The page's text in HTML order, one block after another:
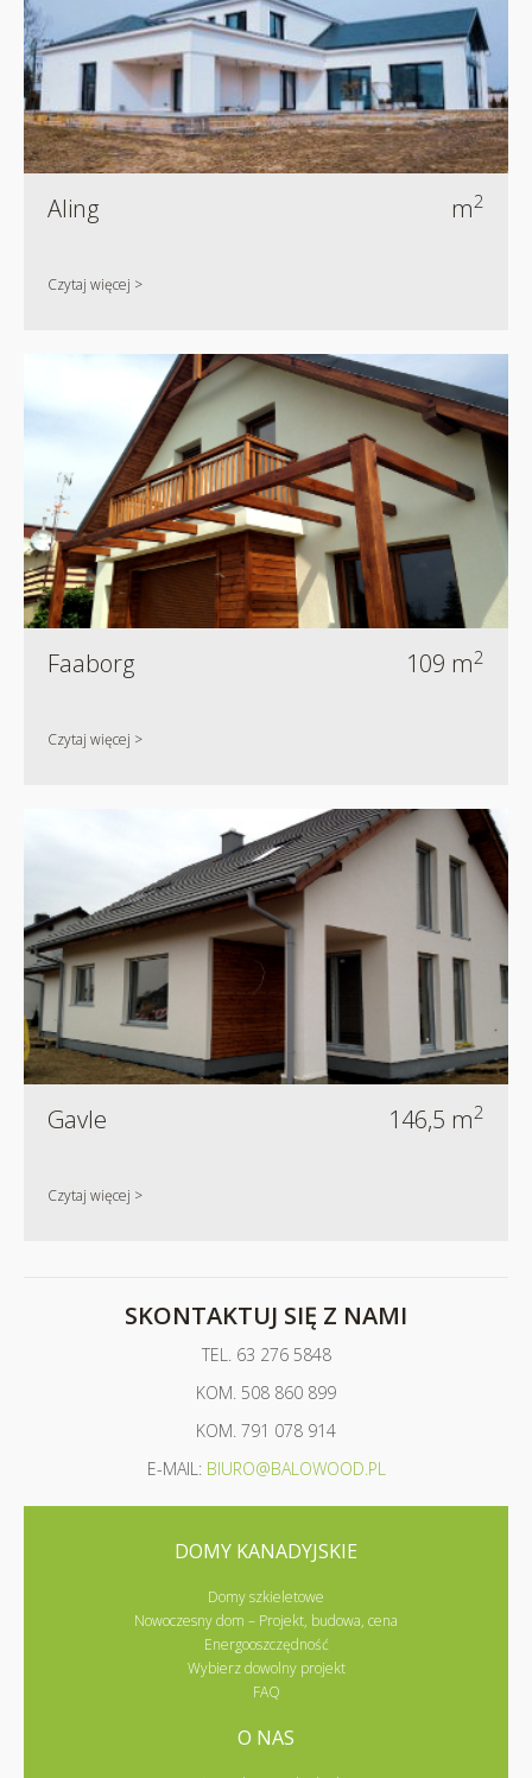
m2
Aling
Czytaj więcej >
109 m2
Faaborg
Czytaj więcej >
146,5 m2
Gavle
Czytaj więcej >
SKONTAKTUJ SIĘ Z NAMI
TEL. 63 276 5848
KOM. 508 860 899
KOM. 791 078 914
E-MAIL: BIURO@BALOWOOD.PL
DOMY KANADYJSKIE
Domy szkieletowe
Nowoczesny dom – Projekt, budowa, cena
Energooszczędność
Wybierz dowolny projekt
FAQ
O NAS